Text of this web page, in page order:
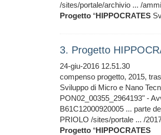
/sites/portale/archivio ... /
Progetto “HIPPOCRATES
3. Progetto
24-giu-2016 12.51.30
compenso progetto, 2015,
Sviluppo di Micro e Nano
PON02_00355_2964193" -
B61C12000920005 ... parte
PRIOLO /sites/portale ... /
Progetto “HIPPOCRATES